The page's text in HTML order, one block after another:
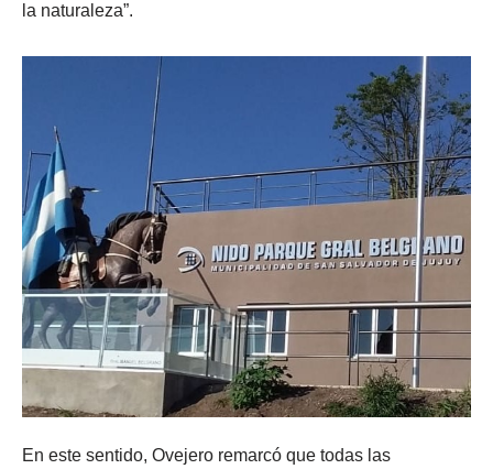
la naturaleza”.
En este sentido, Ovejero remarcó que todas las